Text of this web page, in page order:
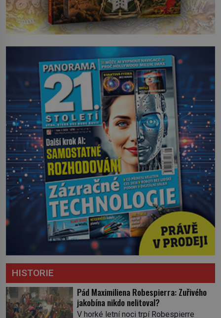
HISTORIE
Pád Maximiliena Robespierra: Zuřivého
jakobína nikdo nelitoval?
V horké letní noci trpí Robespierre